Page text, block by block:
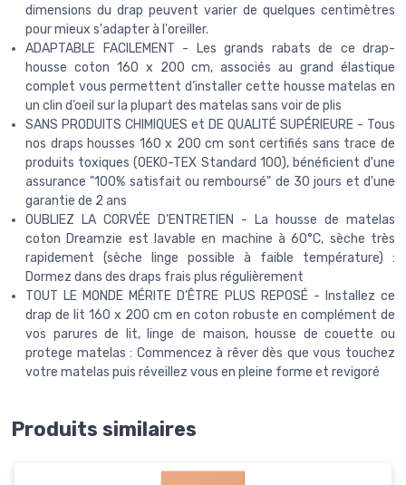
dimensions du drap peuvent varier de quelques centimètres
pour mieux s'adapter à l'oreiller.
ADAPTABLE FACILEMENT - Les grands rabats de ce drap-
housse coton 160 x 200 cm, associés au grand élastique
complet vous permettent d’installer cette housse matelas en
un clin d’oeil sur la plupart des matelas sans voir de plis
SANS PRODUITS CHIMIQUES et DE QUALITÉ SUPÉRIEURE - Tous
nos draps housses 160 x 200 cm sont certifiés sans trace de
produits toxiques (OEKO-TEX Standard 100), bénéficient d'une
assurance "100% satisfait ou remboursé" de 30 jours et d'une
garantie de 2 ans
OUBLIEZ LA CORVÉE D’ENTRETIEN - La housse de matelas
coton Dreamzie est lavable en machine à 60°C, sèche très
rapidement (sèche linge possible à faible température) :
Dormez dans des draps frais plus régulièrement
TOUT LE MONDE MÉRITE D’ÊTRE PLUS REPOSÉ - Installez ce
drap de lit 160 x 200 cm en coton robuste en complément de
vos parures de lit, linge de maison, housse de couette ou
protege matelas : Commencez à rêver dès que vous touchez
votre matelas puis réveillez vous en pleine forme et revigoré
Produits similaires